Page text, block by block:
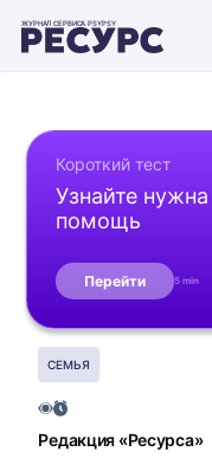
ЖУРНАЛ СЕРВИСА PSYPSY
Короткий тест
Узнайте
помощь
Перейти 5 min
СЕМЬЯ
Редакция «Ресурса»